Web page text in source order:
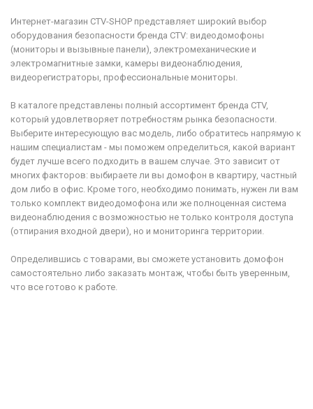
Интернет-магазин CTV-SHOP представляет широкий выбор
оборудования безопасности бренда CTV: видеодомофоны
(мониторы и вызывные панели), электромеханические и
электромагнитные замки, камеры видеонаблюдения,
видеорегистраторы, профессиональные мониторы.
В каталоге представлены полный ассортимент бренда CTV,
который удовлетворяет потребностям рынка безопасности.
Выберите интересующую вас модель, либо обратитесь напрямую к
нашим специалистам - мы поможем определиться, какой вариант
будет лучше всего подходить в вашем случае. Это зависит от
многих факторов: выбираете ли вы домофон в квартиру, частный
дом либо в офис. Кроме того, необходимо понимать, нужен ли вам
только комплект видеодомофона или же полноценная система
видеонаблюдения с возможностью не только контроля доступа
(отпирания входной двери), но и мониторинга территории.
Определившись с товарами, вы сможете установить домофон
самостоятельно либо заказать монтаж, чтобы быть уверенным,
что все готово к работе.